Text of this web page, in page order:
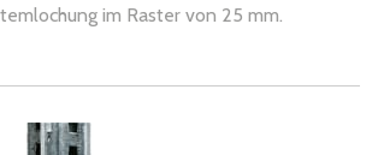
im Raster von 25 mm.